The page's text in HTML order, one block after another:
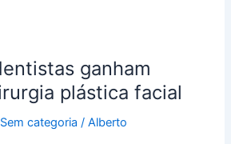
ganham
plástica facial
Sem categoria /Alberto